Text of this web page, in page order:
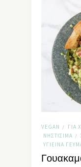
VEGAN / ΓΙΑ
ΝΗΣΤΊΣΙΜΑ /
ΥΓΙΕΙΝΆ